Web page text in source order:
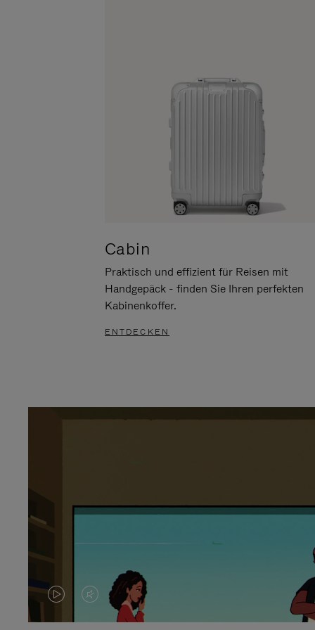
Cabin
Praktisch und effizient für Reisen mit
Handgepäck - finden Sie Ihren perfekten
Kabinenkoffer.
ENTDECKEN
DASVIDEO